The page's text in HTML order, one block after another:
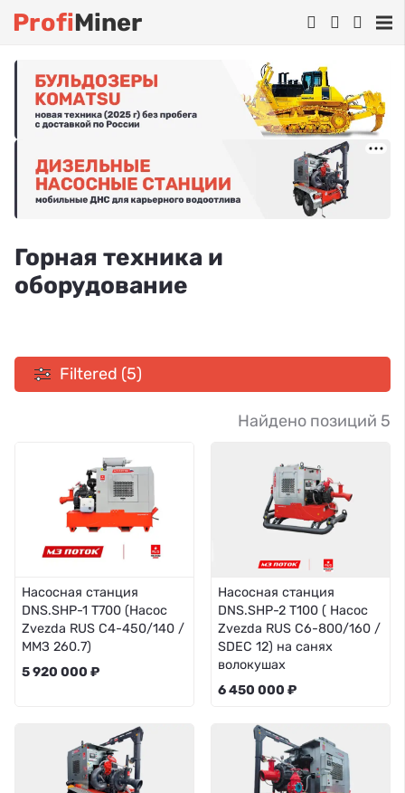
ProfiMiner
Горная техника и
оборудование
Filtered (5)
Найдено позиций 5
Насосная станция
DNS.SHP-1 Т700 (Насос
Zvezda RUS C4-450/140 /
ММЗ 260.7)
5 920 000 ₽
Насосная станция
DNS.SHP-2 T100 ( Насос
Zvezda RUS C6-800/160 /
SDEC 12) на санях
волокушах
6 450 000 ₽